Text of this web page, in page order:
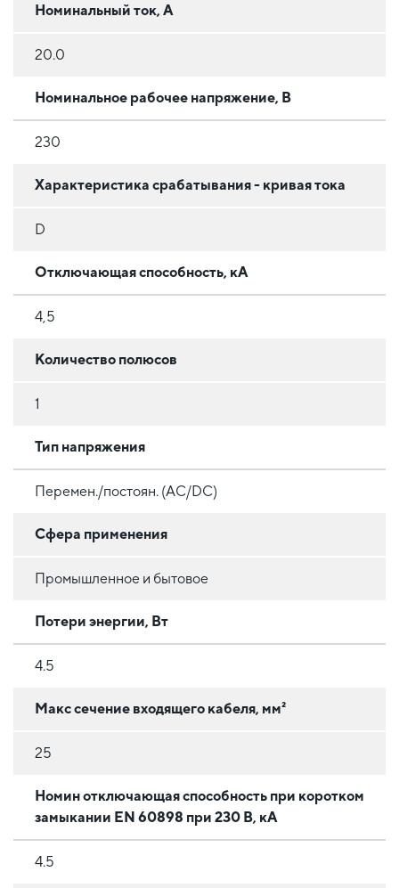
Номинальный ток, А
20.0
Номинальное рабочее напряжение, В
230
Характеристика срабатывания - кривая тока
D
Отключающая способность, кА
4,5
Количество полюсов
1
Тип напряжения
Перемен./постоян. (AC/DC)
Сфера применения
Промышленное и бытовое
Потери энергии, Вт
4.5
Макс сечение входящего кабеля, мм²
25
Номин отключающая способность при коротком
замыкании EN 60898 при 230 В, кА
4.5